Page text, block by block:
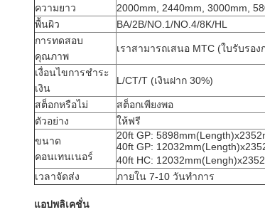
ความยาว
2000mm, 2440mm, 3000mm,
พื้นผิว
BA/2B/NO.1/NO.4/8K/HL
การทดสอบ
คุณภาพ
เราสามารถเสนอ MTC (ใบรับรอ
เงื่อนไขการชำระ
เงิน
L/CT/T (เงินฝาก 30%)
สต็อกหรือไม่
สต็อกเพียงพอ
ตัวอย่าง
ให้ฟรี
ขนาด
คอนเทนเนอร์
20ft GP:
40ft GP:
40ft HC:
เวลาจัดส่ง
ภายใน 7-10 วันทำการ
แอปพลิเคชั่น